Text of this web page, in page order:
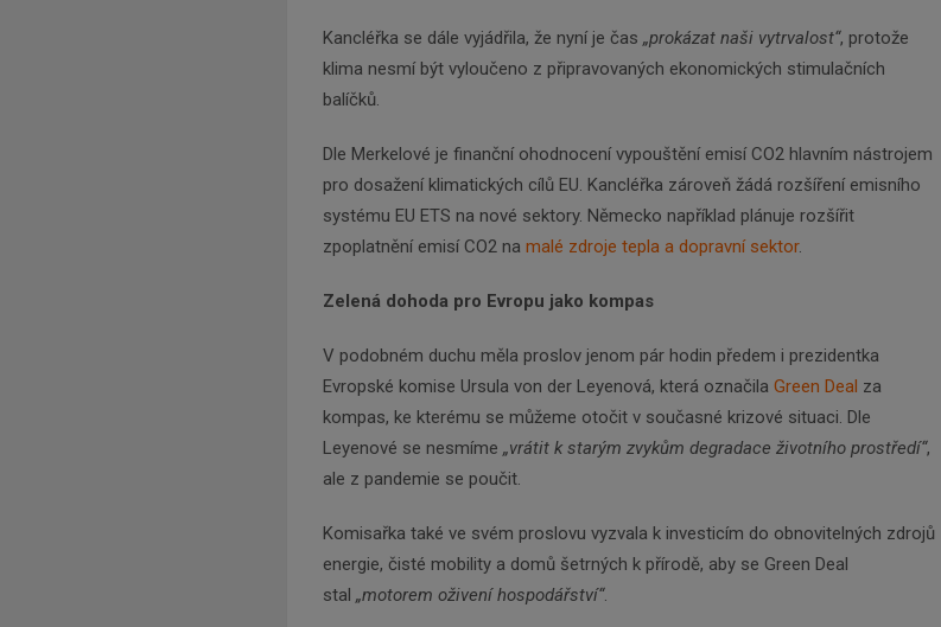
Kancléřka se dále vyjádřila, že nyní je čas „prokázat naši vytrvalost“, protože
klima nesmí být vyloučeno z připravovaných ekonomických stimulačních
balíčků.
Dle Merkelové je finanční ohodnocení vypouštění emisí CO2 hlavním nástrojem
pro dosažení klimatických cílů EU. Kancléřka zároveň žádá rozšíření emisního
systému EU ETS na nové sektory. Německo například plánuje rozšířit
zpoplatnění emisí CO2 na malé zdroje tepla a dopravní sektor.
Zelená dohoda pro Evropu jako kompas
V podobném duchu měla proslov jenom pár hodin předem i prezidentka
Evropské komise Ursula von der Leyenová, která označila Green Deal za
kompas, ke kterému se můžeme otočit v současné krizové situaci. Dle
Leyenové se nesmíme „vrátit k starým zvykům degradace životního prostředí“,
ale z pandemie se poučit.
Komisařka také ve svém proslovu vyzvala k investicím do obnovitelných zdrojů
energie, čisté mobility a domů šetrných k přírodě, aby se Green Deal
stal „motorem oživení hospodářství“.